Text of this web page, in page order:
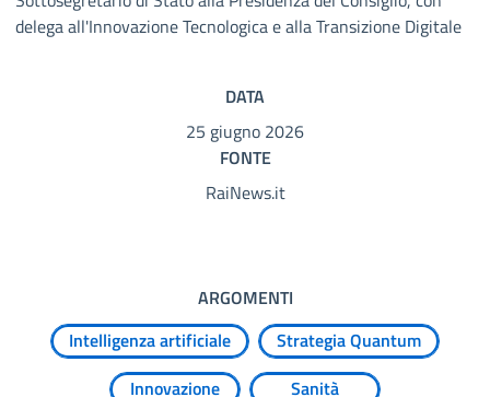
delega all'Innovazione Tecnologica e alla Transizione Digitale
DATA
25 giugno 2026
FONTE
RaiNews.it
ARGOMENTI
Intelligenza artificiale
Strategia Quantum
Innovazione
Sanità